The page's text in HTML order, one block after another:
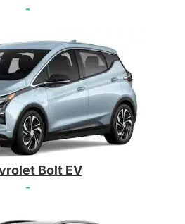
-
Bolt EV
-